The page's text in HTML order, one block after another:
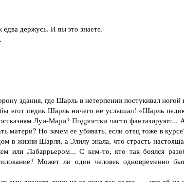
держусь. И вы это знаете.
здания, где Шарль в нетерпении постукивал ногой
этот педик Шарль ничего не услышал! «Шарль
Луи-Мари? Подростки часто фантазируют...
матери? Но зачем ее убивать, если отец тоже в
в жизни Шарля, а Элилу знала, что страсть
или Лабаррьером... С кем-то, кто так боялся
Может ли один человек одновременно